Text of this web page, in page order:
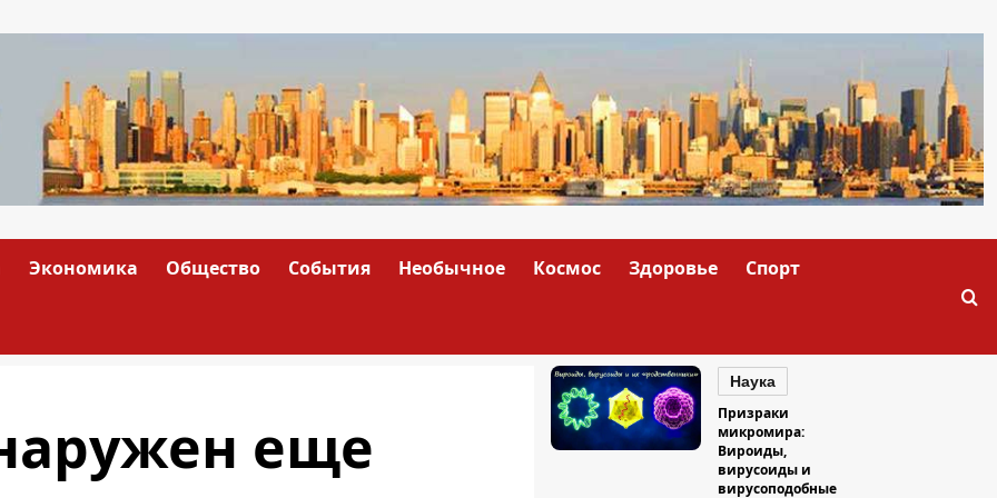
Экономика Общество События Необычное Космос Здоровье Спорт
еще
Наука
Призраки
микромира:
Вироиды,
вирусоиды и
вирусоподобные